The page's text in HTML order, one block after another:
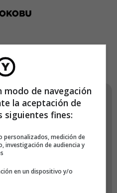
Yorokobu
electrónico
de navegación
la aceptación de
siguientes fines:
personalizados, medición de
investigación de audiencia y
en un dispositivo y/o